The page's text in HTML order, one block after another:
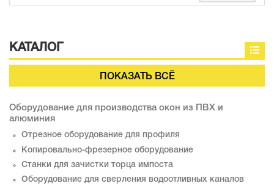
КАТАЛОГ
ПОКАЗАТЬ ВСЁ
Оборудование для производства окон из ПВХ и
алюминия
Отрезное оборудование для профиля
Копировально-фрезерное оборудование
Станки для зачистки торца импоста
Оборудование для сверления водоотливных каналов